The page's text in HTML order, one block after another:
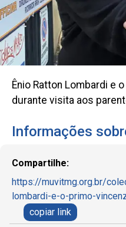
Ênio Ratton Lombardi e
durante visita aos
Informações
Compartilhe:
https://muvitmg.org.br/
lombardi-e-o-primo-
copiar link